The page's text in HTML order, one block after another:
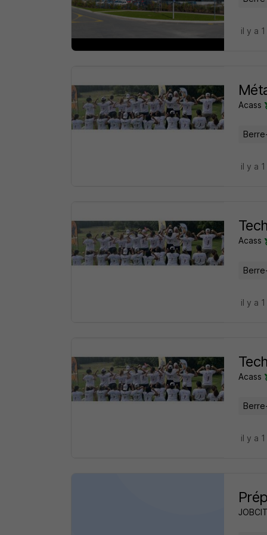
il y a
Acass
il y a
Acass
il y a
Acass
il y a